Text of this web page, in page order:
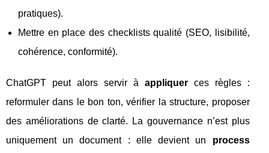
pratiques).
Mettre en place des checklists qualité (SEO, lisibilité,
cohérence, conformité).
ChatGPT peut alors servir à appliquerces règles :
reformuler dans le bon ton, vérifier la structure, proposer
des améliorations de clarté. La gouvernance n’est plus
uniquement un document : elle devient un process